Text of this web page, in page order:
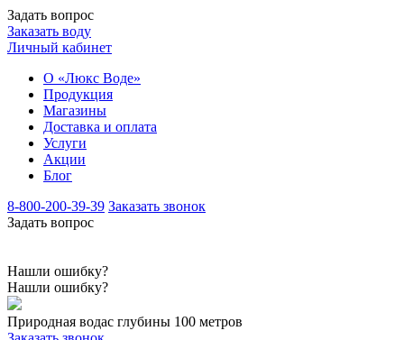
Задать вопрос
Заказать воду
Личный кабинет
О «Люкс Воде»
Продукция
Магазины
Доставка и оплата
Услуги
Акции
Блог
8-800-200-39-39 Заказать звонок
Задать вопрос
Нашли ошибку?
Нашли ошибку?
Природная водас глубины 100 метров